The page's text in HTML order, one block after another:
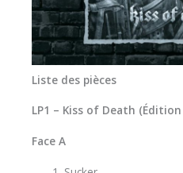
Liste des pièces
LP1 – Kiss of Death
Face A